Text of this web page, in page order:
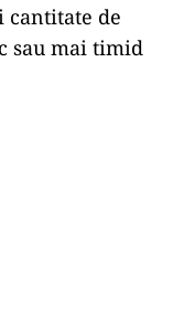
cantitate de
sau mai timid